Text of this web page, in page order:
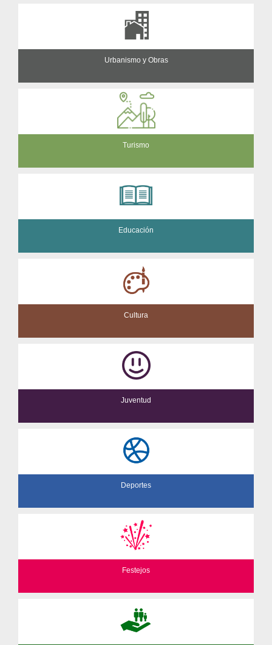
Urbanismo y Obras
Turismo
Educación
Cultura
Juventud
Deportes
Festejos